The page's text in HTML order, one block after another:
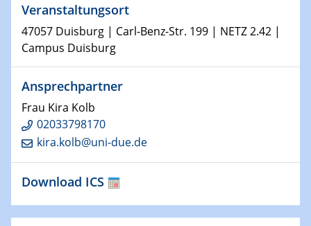
14.01.2025
SFB 1242 Kolloquium
15.01.2025
Comets – Why Should We Study Them?
15.01.2025
GDCh Kolloquium
Physikalisches Kolloquium
Make it and break it: Contact and Cracks at soft
interfaces
Veranstaltungsort
47057 Duisburg | Carl-Benz-Str. 199 | NETZ 2.42 |
Campus Duisburg
Ansprechpartner
Frau Kira Kolb
02033798170
kira.kolb@uni-due.de
Download ICS